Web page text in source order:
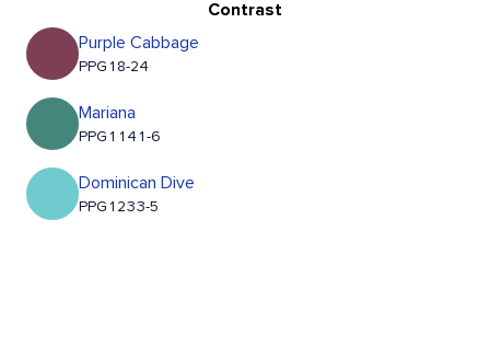
Contrast
Purple Cabbage
PPG18-24
Mariana
PPG1141-6
Dominican Dive
PPG1233-5